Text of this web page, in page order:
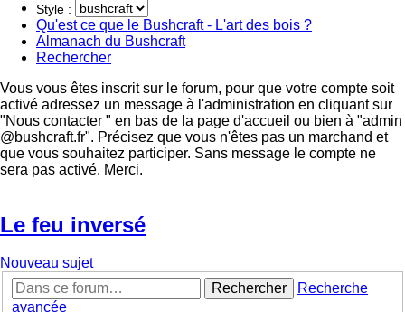
Style :
Qu'est ce que le Bushcraft - L'art des bois ?
Almanach du Bushcraft
Rechercher
Vous vous êtes inscrit sur le forum, pour que votre compte soit
activé adressez un message à l'administration en cliquant sur
"Nous contacter " en bas de la page d'accueil ou bien à "admin
@bushcraft.fr". Précisez que vous n'êtes pas un marchand et
que vous souhaitez participer. Sans message le compte ne
sera pas activé. Merci.
Le feu inversé
Nouveau sujet
Rechercher
Recherche
avancée